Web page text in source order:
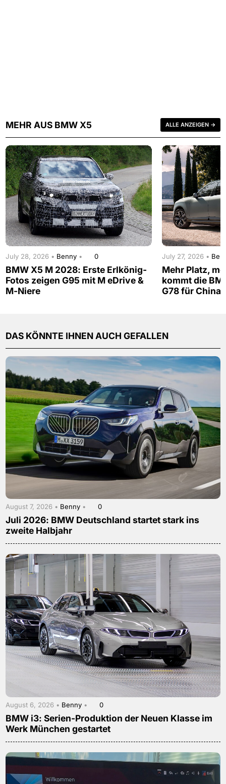
MEHR AUS BMW X5 ALLE ANZEIGEN →
July 28, 2026 • Benny • 0
BMW X5 M 2028: Erste Erlkönig-
Fotos zeigen G95 mit M eDrive &
M-Niere
July 27, 2026 •
Mehr Platz,
kommt die
G78 für China
DAS KÖNNTE IHNEN AUCH GEFALLEN
August 7, 2026 • Benny • 0
Juli 2026: BMW Deutschland startet stark ins
zweite Halbjahr
August 6, 2026 • Benny • 0
BMW i3: Serien-Produktion der Neuen Klasse im
Werk München gestartet